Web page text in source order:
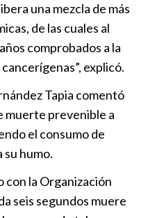
una mezcla de más
de las cuales al
comprobados a la
explicó.
Tapia comentó
muerte prevenible a
el consumo de
su humo.
con la Organización
seis segundos muere